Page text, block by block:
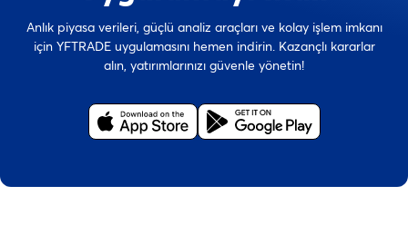
Anlık piyasa verileri, güçlü analiz araçları ve kolay işlem imkanı
için YFTRADE uygulamasını hemen indirin. Kazançlı kararlar
alın, yatırımlarınızı güvenle yönetin!